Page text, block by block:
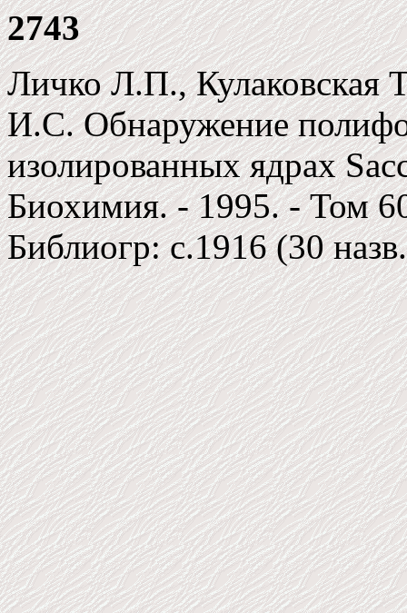
2743
Личко Л.П., Кулаковская
И.С. Обнаружение
изолированных ядрах
Биохимия. - 1995. - Том
Библиогр: c.1916 (30